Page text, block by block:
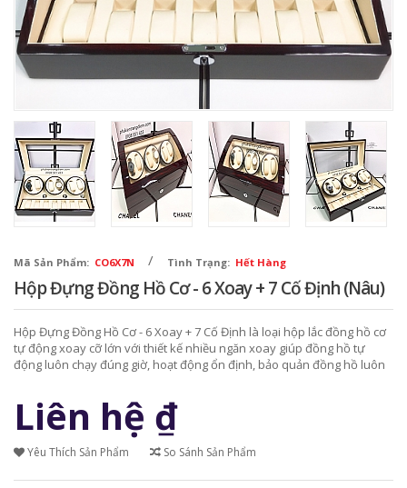
Mã Sản Phẩm: CO6X7N / Tình Trạng: Hết Hàng
Hộp Đựng Đồng Hồ Cơ - 6 Xoay + 7 Cố Định (Nâu)
Hộp Đựng Đồng Hồ Cơ - 6 Xoay + 7 Cố Định là loại hộp lắc đồng hồ cơ
tự động xoay cỡ lớn với thiết kế nhiều ngăn xoay giúp đồng hồ tự
động luôn chạy đúng giờ, hoạt động ổn định, bảo quản đồng hồ luôn
Liên hệ ₫
Yêu Thích Sản Phẩm So Sánh Sản Phẩm